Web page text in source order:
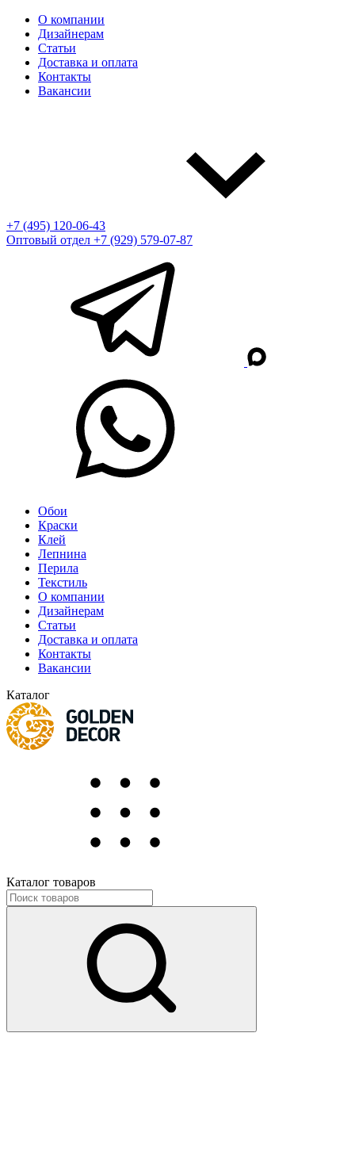
О компании
Дизайнерам
Статьи
Доставка и оплата
Контакты
Вакансии
+7 (495) 120-06-43
Оптовый отдел +7 (929) 579-07-87
Обои
Краски
Клей
Лепнина
Перила
Текстиль
О компании
Дизайнерам
Статьи
Доставка и оплата
Контакты
Вакансии
Каталог
Каталог товаров